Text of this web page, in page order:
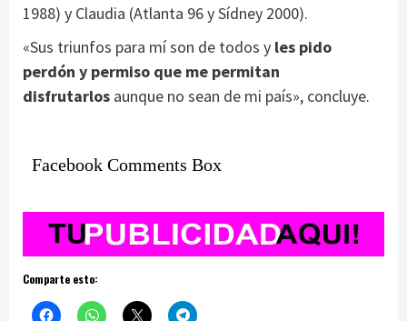
1988) y Claudia (Atlanta 96 y Sídney 2000).
«Sus triunfos para mí son de todos y les pido
perdón y permiso que me permitan
disfrutarlos aunque no sean de mi país», concluye.
Facebook Comments Box
Comparte esto: